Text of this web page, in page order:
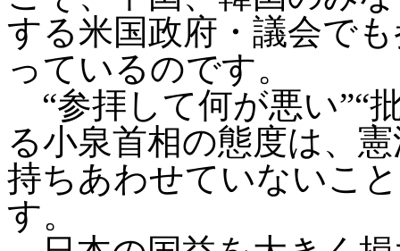
する米国政府・議会で
っているのです。
“参拝して何が悪い”“
る小泉首相の態度は、
持ちあわせていないこ
す。